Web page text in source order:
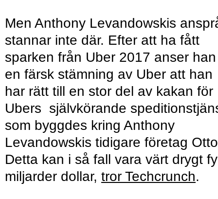
Men Anthony Levandowskis
stannar inte där. Efter att ha fått
sparken från Uber 2017 anser
en färsk stämning av Uber att han
har rätt till en stor del av kakan för
Ubers självkörande
som byggdes kring Anthony
Levandowskis tidigare företag
Detta kan i så fall vara värt drygt
miljarder dollar, tror Techcrunch.